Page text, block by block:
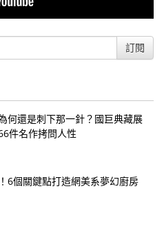
訂閱
何還是刺下那一針？國巨典藏展
件名作拷問人性
6個關鍵點打造網美系夢幻廚房